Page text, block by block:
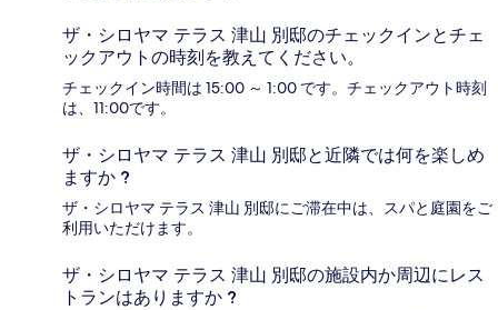
ザ・シロヤマ テラス 津山 別邸のチェックインとチェ
ックアウトの時刻を教えてください。
チェックイン時間は 15:00 ～ 1:00 です。チェックアウト時刻
は、11:00です。
ザ・シロヤマ テラス 津山 別邸と近隣では何を楽しめ
ますか ?
ザ・シロヤマ テラス 津山 別邸にご滞在中は、スパと庭園をご
利用いただけます。
ザ・シロヤマ テラス 津山 別邸の施設内か周辺にレス
トランはありますか ?